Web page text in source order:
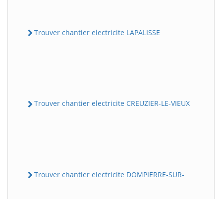
Trouver chantier electricite LAPALISSE
Trouver chantier electricite CREUZIER-LE-VIEUX
Trouver chantier electricite DOMPIERRE-SUR-